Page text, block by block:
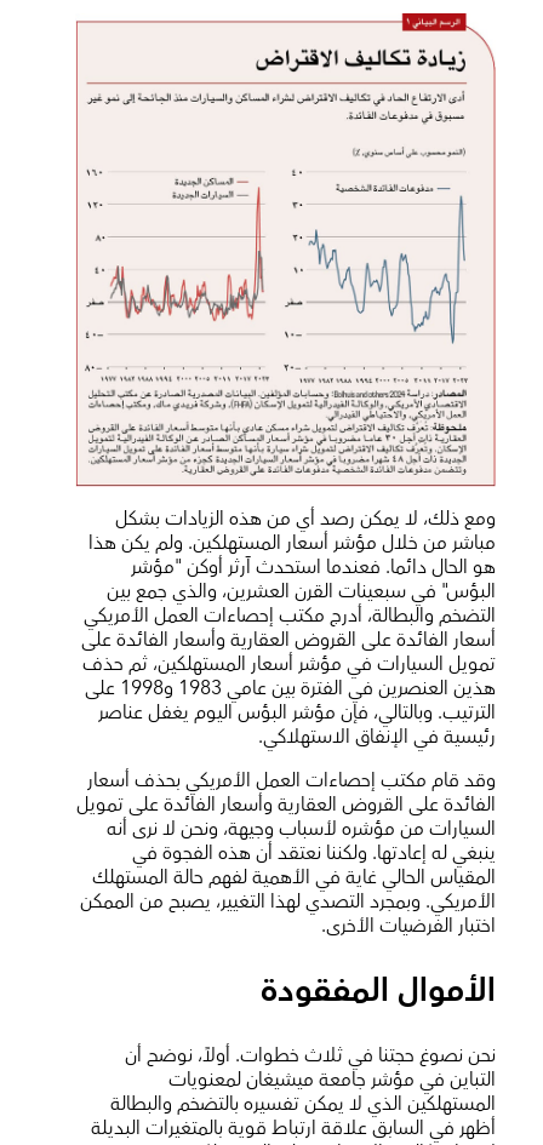
ومع ذلك، لا يمكن رصد أي من هذه الزيادات بشكل
مباشر من خلال مؤشر أسعار المستهلكين. ولم يكن هذا
هو الحال دائما. فعندما استحدث آرثر أوكن "مؤشر
البؤس" في سبعينات القرن العشرين، والذي جمع بين
التضخم والبطالة، أدرج مكتب إحصاءات العمل الأمريكي
أسعار الفائدة على القروض العقارية وأسعار الفائدة على
تمويل السيارات في مؤشر أسعار المستهلكين، ثم حذف
هذين العنصرين في الفترة بين عامي 1983 و1998 على
الترتيب. وبالتالي، فإن مؤشر البؤس اليوم يغفل عناصر
رئيسية في الإنفاق الاستهلاكي.
وقد قام مكتب إحصاءات العمل الأمريكي بحذف أسعار
الفائدة على القروض العقارية وأسعار الفائدة على تمويل
السيارات من مؤشره لأسباب وجيهة، ونحن لا نرى أنه
ينبغي له إعادتها. ولكننا نعتقد أن هذه الفجوة في
المقياس الحالي غاية في الأهمية لفهم حالة المستهلك
الأمريكي. وبمجرد التصدي لهذا التغيير، يصبح من الممكن
اختبار الفرضيات الأخرى.
الأموال المفقودة
نحن نصوغ حجتنا في ثلاث خطوات. أولاً، نوضح أن
التباين في مؤشر جامعة ميشيغان لمعنويات
المستهلكين الذي لا يمكن تفسيره بالتضخم والبطالة
أظهر في السابق علاقة ارتباط قوية بالمتغيرات البديلة